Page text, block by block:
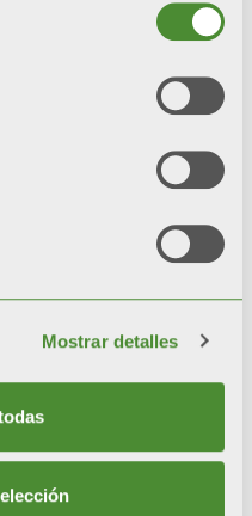
Mostrar detalles
niebla